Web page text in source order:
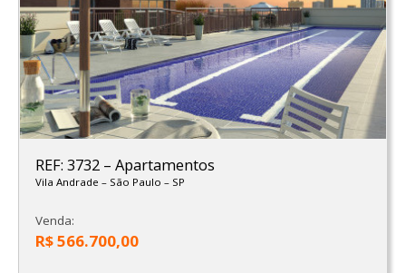
REF: 3732 – Apartamentos
Vila Andrade – São Paulo – SP
Venda:
R$ 566.700,00